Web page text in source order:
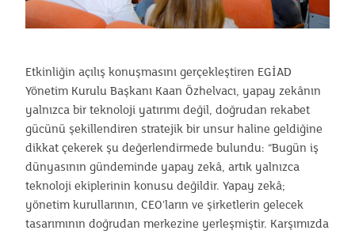
Etkinliğin açılış konuşmasını gerçekleştiren EGİAD
Yönetim Kurulu Başkanı Kaan Özhelvacı, yapay zekânın
yalnızca bir teknoloji yatırımı değil, doğrudan rekabet
gücünü şekillendiren stratejik bir unsur haline geldiğine
dikkat çekerek şu değerlendirmede bulundu: “Bugün iş
dünyasının gündeminde yapay zekâ, artık yalnızca
teknoloji ekiplerinin konusu değildir. Yapay zekâ;
yönetim kurullarının, CEO’ların ve şirketlerin gelecek
tasarımının doğrudan merkezine yerleşmiştir. Karşımızda